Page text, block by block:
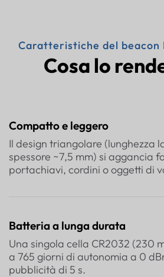
Caratteristiche del beacon
Cosa lo
Compatto e leggero
Il design triangolare (lunghezza
spessore ~7,5 mm) si aggancia
portachiavi, cordini o oggetti di
Batteria a lunga durata
Una singola cella CR2032 (230
a 765 giorni di autonomia a 0
pubblicità di 5 s.